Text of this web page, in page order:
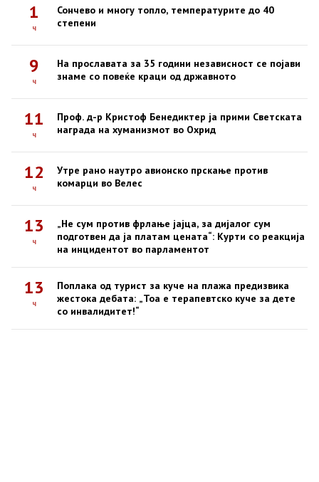
1
ч
Сончево и многу топло, температурите до 40
степени
9
ч
На прославата за 35 години независност се појави
знаме со повеќе краци од државното
11
ч
Проф. д-р Кристоф Бенедиктер ја прими Светската
награда на хуманизмот во Охрид
12
ч
Утре рано наутро авионско прскање против
комарци во Велес
13
ч
„Не сум против фрлање јајца, за дијалог сум
подготвен да ја платам цената“: Курти со реакција
на инцидентот во парламентот
13
ч
Поплака од турист за куче на плажа предизвика
жестока дебата: „Тоа е терапевтско куче за дете
со инвалидитет!“